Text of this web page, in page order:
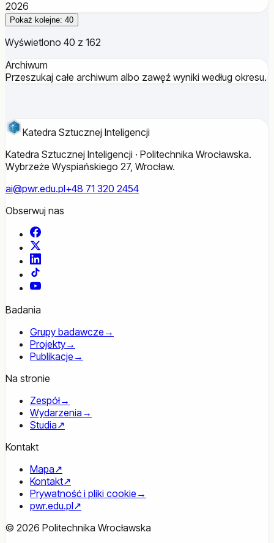
2026
Pokaż kolejne: 40
Wyświetlono 40 z 162
Archiwum
Przeszukaj całe archiwum albo zawęź wyniki według okresu.
Katedra Sztucznej Inteligencji
Katedra Sztucznej Inteligencji · Politechnika Wrocławska.
Wybrzeże Wyspiańskiego 27, Wrocław.
ai@pwr.edu.pl+48 71 320 2454
Obserwuj nas
Facebook
YouTube
Badania
Grupy badawcze →
Projekty→
Publikacje →
Na stronie
Zespół→
Wydarzenia →
Studia↗
Kontakt
Mapa↗
Kontakt↗
Prywatność i pliki cookie →
pwr.edu.pl↗
© 2026 Politechnika Wrocławska